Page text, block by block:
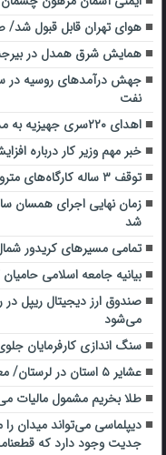
هوای تهران قابل قبول شد/
همایش شرق همدل در
نفت
اهدای ۲۲۰سری جهیزیه به مددجویان بهزیستی استان اصفهان
خبر مهم وزیر کار درباره
توقف ۳ ساله کارگاه‌های مترو منطقه ۲۰ در ایستگاه بودجه
زمان نهایی اجرای همسان
شد
تمامی مسیرهای کریدور
بیانیه جامعه اسلامی
صندوق ارز دیجیتال ریپل
می‌شود
سنگ اندازی کارفرمایان
عشایر ۵ استان در لرستان/ معرفی شهید شاخص عشایر کشور
طلا بخریم مشمول مالیات
دیپلماسی می‌تواند میدان
جدیت وجود دارد که قطعنامه ۲۲۳۱ به پایان